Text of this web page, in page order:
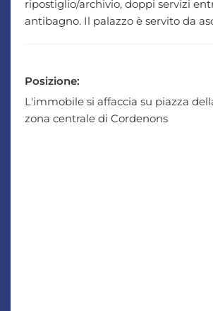
ripostiglio/archivio, doppi servizi
antibagno. Il palazzo è servito da
Posizione:
L'immobile si affaccia su piazza
zona centrale di Cordenons